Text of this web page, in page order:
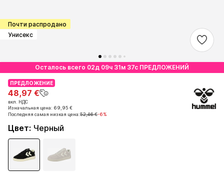
Почти распродано
Унисекс
Осталось всего 02д 09ч 31м 37с ПРЕДЛОЖЕНИЙ
ПРЕДЛОЖЕНИЕ
48,97 €
вкл. НДС
Изначальная цена: 69,95 €
Последняя самая низкая цена:52,46 €-6%
ПРЕДЛОЖЕНИЕ
48,97 €
вкл. НДС
Изначальная цена: 69,95 €
Последняя самая низкая цена:52,46 €-6%
Цвет: Черный